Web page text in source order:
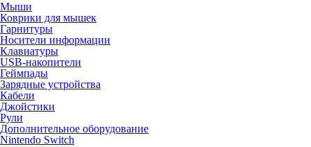
Мыши
Коврики для мышек
Гарнитуры
Носители информации
Клавиатуры
USB-накопители
Геймпады
Зарядные устройства
Кабели
Джойстики
Рули
Дополнительное оборудование
Nintendo Switch